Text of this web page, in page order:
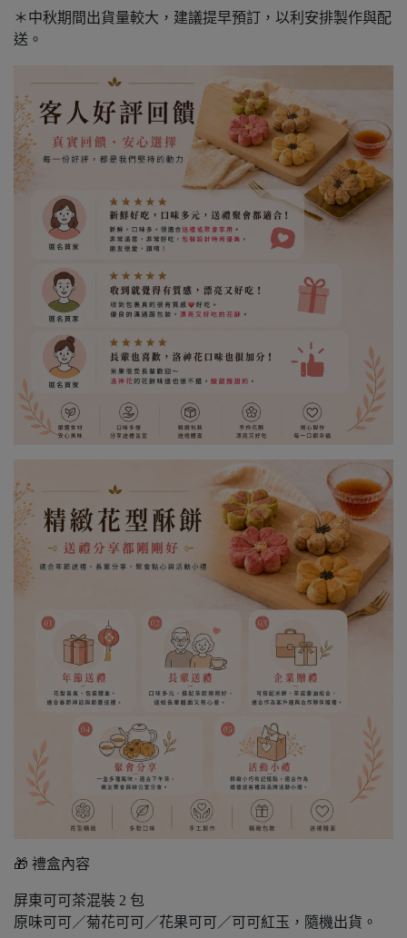
＊中秋期間出貨量較大，建議提早預訂，以利安排製作與配
送。
🎁 禮盒內容
屏東可可茶混裝 2 包
原味可可／菊花可可／花果可可／可可紅玉，隨機出貨。